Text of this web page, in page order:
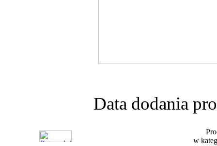
Data dodania
w